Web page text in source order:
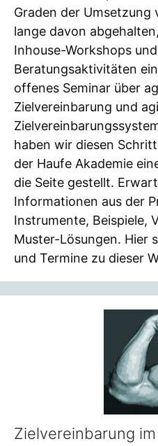
Graden der Umsetzung
lange davon
Inhouse-Workshops
Beratungsaktivitäten
offenes Seminar über
Zielvereinbarung und
haben wir diesen
der Haufe Akademie
die Seite gestellt.
Informationen aus der
Instrumente, Beispiele,
Muster-Lösungen. Hier
und Termine zu dieser
Zielvereinbarung